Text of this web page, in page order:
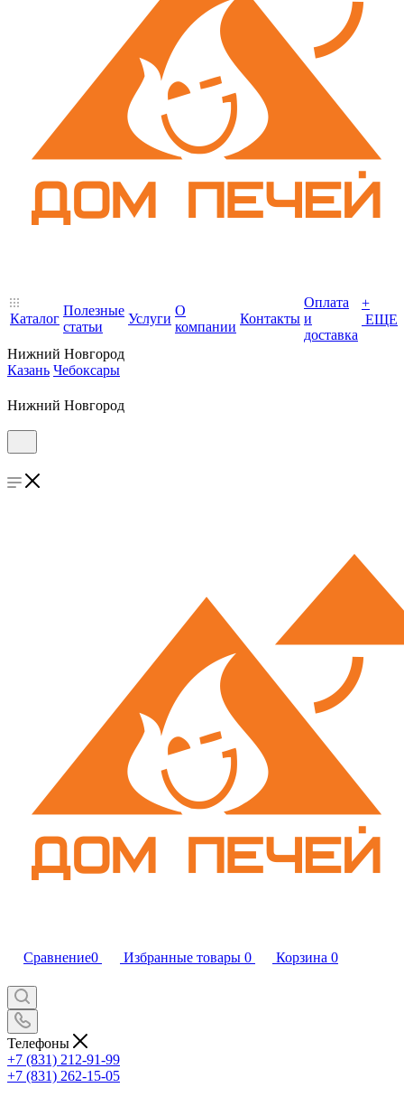
Каталог
Полезные
статьи
Услуги
О
компании
Контакты
Оплата
и
доставка
+
ЕЩЕ
Нижний Новгород
Казань Чебоксары
Нижний Новгород
Сравнение0 Избранные товары 0 Корзина 0
Телефоны
+7 (831) 212-91-99
+7 (831) 262-15-05